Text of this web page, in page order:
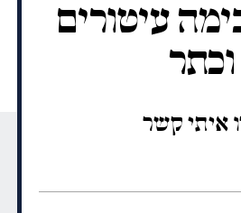
עיטורים
וכתר
איתי קשר
(חובה)